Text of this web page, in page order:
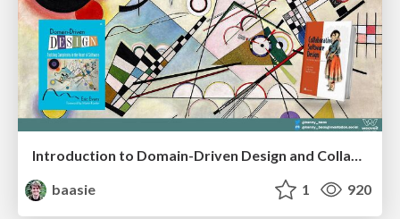
Introduction to Domain-Driven Design and Collaborative software design
baasie
1 920